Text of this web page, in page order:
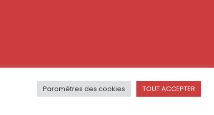
Paramètres des cookies TOUT ACCEPTER